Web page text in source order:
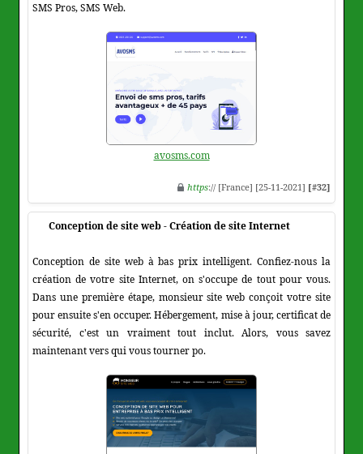
SMS Pros, SMS Web.
avosms.com
https:// [France] [25-11-2021] [#32]
Conception de site web - Création de site Internet
Conception de site web à bas prix intelligent. Confiez-nous la
création de votre site Internet, on s'occupe de tout pour vous.
Dans une première étape, monsieur site web conçoit votre site
pour ensuite s'en occuper. Hébergement, mise à jour, certificat de
sécurité, c'est un vraiment tout inclut. Alors, vous savez
maintenant vers qui vous tourner po.